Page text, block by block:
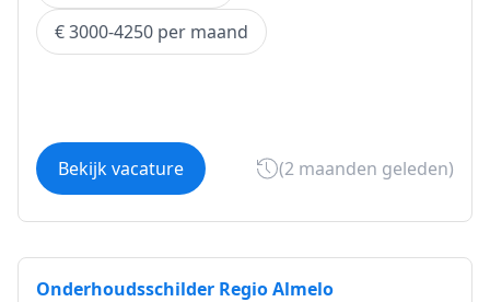
€ 3000-4250 per maand
Bekijk vacature (2 maanden geleden)
Onderhoudsschilder Regio Almelo